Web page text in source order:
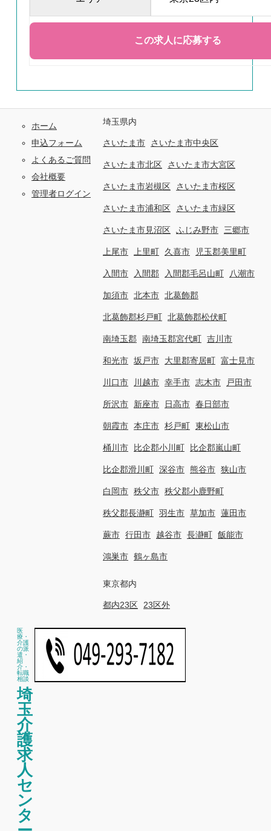
ホーム
申込フォーム
よくあるご質問
会社概要
管理者ログイン
埼玉県内
さいたま市 さいたま市中央区
さいたま市北区 さいたま市大宮区
さいたま市岩槻区 さいたま市桜区
さいたま市浦和区 さいたま市緑区
さいたま市見沼区 ふじみ野市 三郷市
上尾市 上里町 久喜市 児玉郡美里町
入間市 入間郡 入間郡毛呂山町 八潮市
加須市 北本市 北葛飾郡
北葛飾郡杉戸町 北葛飾郡松伏町
南埼玉郡 南埼玉郡宮代町 吉川市
和光市 坂戸市 大里郡寄居町 富士見市
川口市 川越市 幸手市 志木市 戸田市
所沢市 新座市 日高市 春日部市
朝霞市 本庄市 杉戸町 東松山市
桶川市 比企郡小川町 比企郡嵐山町
比企郡滑川町 深谷市 熊谷市 狭山市
白岡市 秩父市 秩父郡小鹿野町
秩父郡長瀞町 羽生市 草加市 蓮田市
蕨市 行田市 越谷市 長瀞町 飯能市
鴻巣市 鶴ヶ島市
東京都内
都内23区 23区外
医
療・
介護
の派
遣・
紹
介・
転職
相談
埼
玉
介
護
求
人
セ
ン
タ